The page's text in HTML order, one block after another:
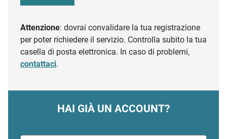
Attenzione: dovrai convalidare la tua registrazione
per poter richiedere il servizio. Controlla subito la tua
casella di posta elettronica. In caso di problemi,
contattaci.
HAI GIÀ UN ACCOUNT?